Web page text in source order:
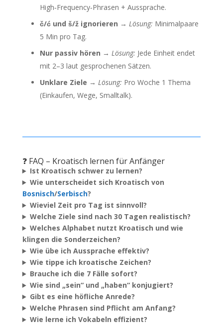
High‑Frequency‑Phrasen + Aussprache.
č/ć und š/ž ignorieren → Lösung: Minimalpaare
5 Min pro Tag.
Nur passiv hören → Lösung: Jede Einheit endet
mit 2–3 laut gesprochenen Sätzen.
Unklare Ziele → Lösung: Pro Woche 1 Thema
(Einkaufen, Wege, Smalltalk).
❓ FAQ – Kroatisch lernen für Anfänger
Ist Kroatisch schwer zu lernen?
Wie unterscheidet sich Kroatisch von
Bosnisch/Serbisch?
Wieviel Zeit pro Tag ist sinnvoll?
Welche Ziele sind nach 30 Tagen realistisch?
Welches Alphabet nutzt Kroatisch und wie
klingen die Sonderzeichen?
Wie übe ich Aussprache effektiv?
Wie tippe ich kroatische Zeichen?
Brauche ich die 7 Fälle sofort?
Wie sind „sein“ und „haben“ konjugiert?
Gibt es eine höfliche Anrede?
Welche Phrasen sind Pflicht am Anfang?
Wie lerne ich Vokabeln effizient?